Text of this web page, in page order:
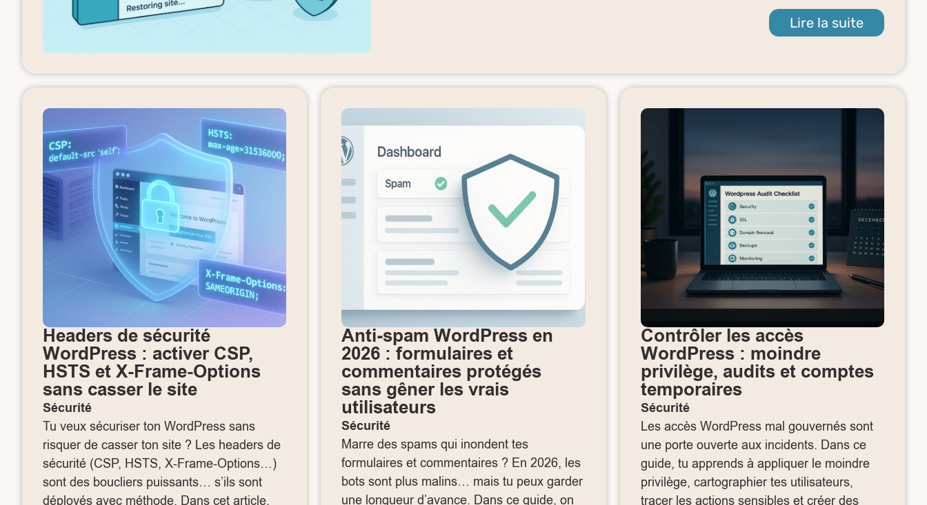
Lire la suite
Headers de sécurité
WordPress : activer CSP,
HSTS et X-Frame-Options
sans casser le site
Sécurité
Tu veux sécuriser ton WordPress sans
risquer de casser ton site ? Les headers de
sécurité (CSP, HSTS, X-Frame-Options…)
sont des boucliers puissants… s’ils sont
déployés avec méthode. Dans cet article,
Anti‑spam WordPress en
2026 : formulaires et
commentaires protégés
sans gêner les vrais
utilisateurs
Sécurité
Marre des spams qui inondent tes
formulaires et commentaires ? En 2026, les
bots sont plus malins… mais tu peux garder
une longueur d’avance. Dans ce guide, on
Contrôler les accès
WordPress : moindre
privilège, audits et comptes
temporaires
Sécurité
Les accès WordPress mal gouvernés sont
une porte ouverte aux incidents. Dans ce
guide, tu apprends à appliquer le moindre
privilège, cartographier tes utilisateurs,
tracer les actions sensibles et créer des